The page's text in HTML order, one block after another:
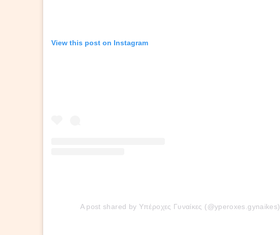
View this post on Instagram
A post shared by Υπέροχες Γυναίκες (@yperoxes.gynaikes)